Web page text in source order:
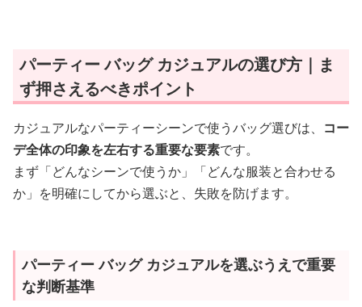
パーティー バッグ カジュアルの選び方｜ま
ず押さえるべきポイント
カジュアルなパーティーシーンで使うバッグ選びは、 コー
デ全体の印象を左右する重要な要素です。
まず「どんなシーンで使うか」「どんな服装と合わせる
か」を明確にしてから選ぶと、失敗を防げます。
パーティー バッグ カジュアルを選ぶうえで重要
な判断基準